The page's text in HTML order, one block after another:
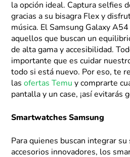
la opción ideal. Captura selfies
gracias a su bisagra Flex y
música. El Samsung Galaxy
aquellos que buscan un
de alta gama y accesibilidad.
importante que es cuidar
todo si está nuevo. Por eso, te
lasofertas Temu y comprarte
pantalla y un case, ¡así evitarás
Smartwatches Samsung
Para quienes buscan integrar
accesorios innovadores, los